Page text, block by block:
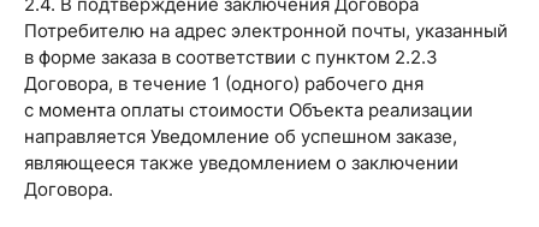
Потребителю на адрес электронной почты, указанный
в форме заказа в соответствии с пунктом 2.2.3
Договора, в течение 1 (одного) рабочего дня
с момента оплаты стоимости Объекта реализации
направляется Уведомление об успешном заказе,
являющееся также уведомлением о заключении
Договора.